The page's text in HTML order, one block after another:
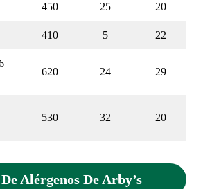
450 25 20
410 5 22
620 24 29
530 32 20
Alérgenos DeArby’s